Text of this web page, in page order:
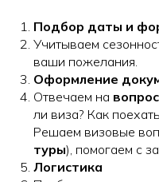
Подбор даты и
Учитываем
ваши пожелания.
Оформление
Отвечаем на
ли виза? Как
Решаем визовые
туры), помогаем с
Логистика